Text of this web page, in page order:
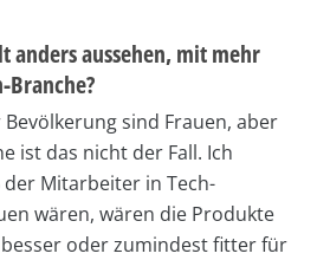
anders aussehen, mit mehr
Branche?
sind Frauen, aber
ist das nicht der Fall. Ich
der Mitarbeiter in Tech-
wären, wären die Produkte
oder zumindest fitter für